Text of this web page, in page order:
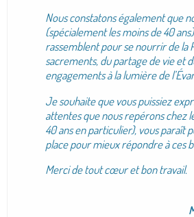
Nous constatons également que
(spécialement les moins de 40
rassemblent pour se nourrir de la
sacrements, du partage de vie et
engagements à la lumière de
Je souhaite que vous puissiez
attentes que nous repérons chez
40 ans en particulier), vous paraît
place pour mieux répondre à ces
Merci de tout cœur et bon travail.